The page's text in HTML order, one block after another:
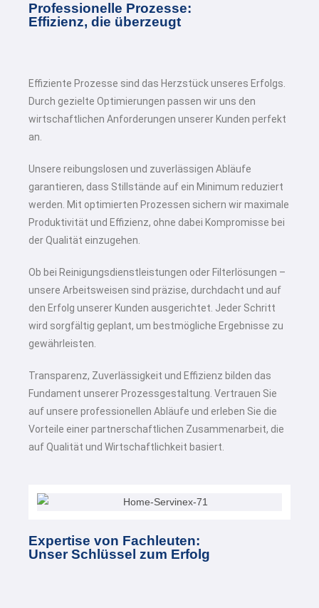
Professionelle Prozesse:
Effizienz, die überzeugt
Effiziente Prozesse sind das Herzstück unseres Erfolgs.
Durch gezielte Optimierungen passen wir uns den
wirtschaftlichen Anforderungen unserer Kunden perfekt
an.
Unsere reibungslosen und zuverlässigen Abläufe
garantieren, dass Stillstände auf ein Minimum reduziert
werden. Mit optimierten Prozessen sichern wir maximale
Produktivität und Effizienz, ohne dabei Kompromisse bei
der Qualität einzugehen.
Ob bei Reinigungsdienstleistungen oder Filterlösungen –
unsere Arbeitsweisen sind präzise, durchdacht und auf
den Erfolg unserer Kunden ausgerichtet. Jeder Schritt
wird sorgfältig geplant, um bestmögliche Ergebnisse zu
gewährleisten.
Transparenz, Zuverlässigkeit und Effizienz bilden das
Fundament unserer Prozessgestaltung. Vertrauen Sie
auf unsere professionellen Abläufe und erleben Sie die
Vorteile einer partnerschaftlichen Zusammenarbeit, die
auf Qualität und Wirtschaftlichkeit basiert.
Expertise von Fachleuten:
Unser Schlüssel zum Erfolg